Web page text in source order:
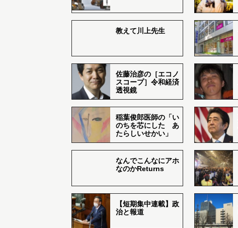
教えて川上先生
佐藤治彦の［エコノ
スコープ］令和経済
透視鏡
稲葉俊郎医師の「い
のちを芯にした あ
たらしいせかい」
なんでこんなにアホ
なのかReturns
【短期集中連載】政
治と報道